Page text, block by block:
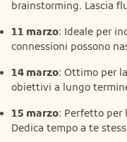
brainstorming. Lascia
11 marzo: Ideale per
connessioni possono
14 marzo: Ottimo per
obiettivi a lungo
15 marzo: Perfetto per
Dedica tempo a te